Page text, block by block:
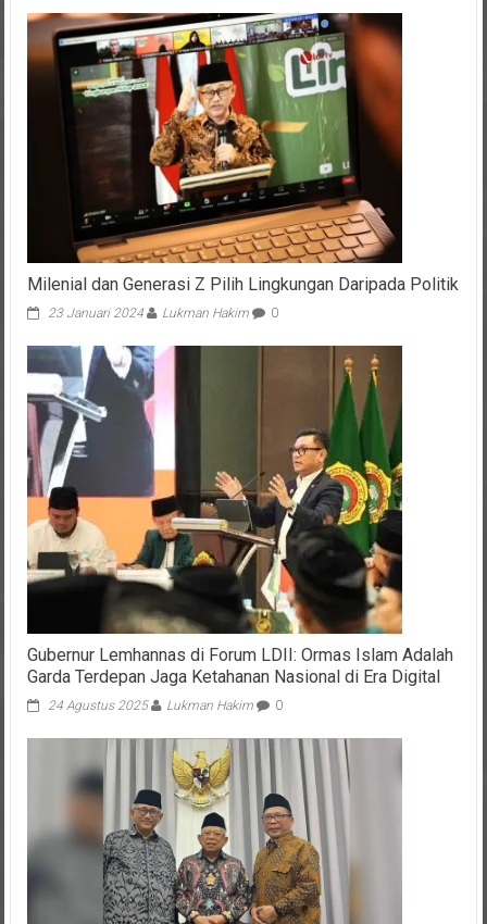
Milenial dan Generasi Z Pilih Lingkungan Daripada Politik
23 Januari 2024 Lukman Hakim 0
Gubernur Lemhannas di Forum LDII: Ormas Islam Adalah
Garda Terdepan Jaga Ketahanan Nasional di Era Digital
24 Agustus 2025 Lukman Hakim 0